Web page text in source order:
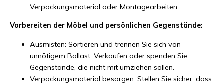
Verpackungsmaterial oder Montagearbeiten.
Vorbereiten der Möbel und persönlichen Gegenstände:
Ausmisten: Sortieren und trennen Sie sich von
unnötigem Ballast. Verkaufen oder spenden Sie
Gegenstände, die nicht mit umziehen sollen.
Verpackungsmaterial besorgen: Stellen Sie sicher, dass